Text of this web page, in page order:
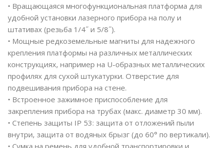
• Вращающаяся многофункциональная платформа для
удобной установки лазерного прибора на полу и
штативах (резьба 1/4˝ и 5/8˝).
• Мощные редкоземельные магниты для надежного
крепления платформы на различных металлических
конструкциях, например на U-образных металлических
профилях для сухой штукатурки. Отверстие для
подвешивания прибора на стене.
• Встроенное зажимное приспособление для
закрепления прибора на трубах (макс. диаметр 30 мм).
• Степень защиты IP 53: защита от отложений пыли
внутри, защита от водяных брызг (до 60° по вертикали).